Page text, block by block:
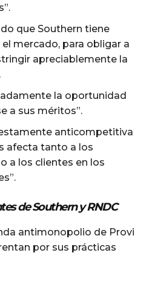
que Southern tiene
mercado, para obligar a
apreciablemente la
la oportunidad
a sus méritos”.
anticompetitiva
afecta tanto a los
a los clientes en los
de Southern y RNDC
antimonopolio de Provi
por sus prácticas